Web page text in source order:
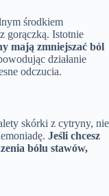
środkiem
gorączką. Istotnie
mają zmniejszać ból
działanie
odczucia.
skórki z cytryny, nie
Jeśli chcesz
bólu stawów,